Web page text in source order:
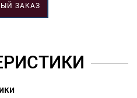
ЗАКАЗ